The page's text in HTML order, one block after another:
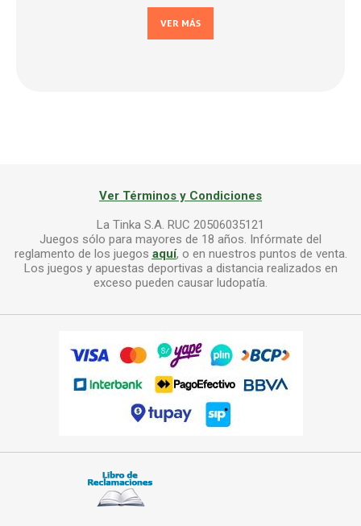
VER MÁS
Ver Términos y Condiciones
La Tinka S.A. RUC 20506035121
Juegos sólo para mayores de 18 años. Infórmate del
reglamento de los juegos aquí, o en nuestros puntos de venta.
Los juegos y apuestas deportivas a distancia realizados en
exceso pueden causar ludopatía.